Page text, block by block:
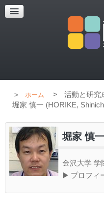
超解像顕微鏡
超解像顕微鏡の紹介
ホーム > 活動と研究
堀家 慎一 (HORIKE,
堀家 慎
金沢大学 学
▶ プロフィ